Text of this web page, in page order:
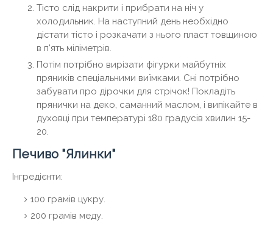
Тісто слід накрити і прибрати на ніч у
холодильник. На наступний день необхідно
дістати тісто і розкачати з нього пласт товщиною
в п'ять міліметрів.
Потім потрібно вирізати фігурки майбутніх
пряників спеціальними виїмками. Сні потрібно
забувати про дірочки для стрічок! Покладіть
прянички на деко, саманний маслом, і випікайте в
духовці при температурі 180 градусів хвилин 15-
20.
Печиво "Ялинки"
Інгредієнти:
100 грамів цукру.
200 грамів меду.